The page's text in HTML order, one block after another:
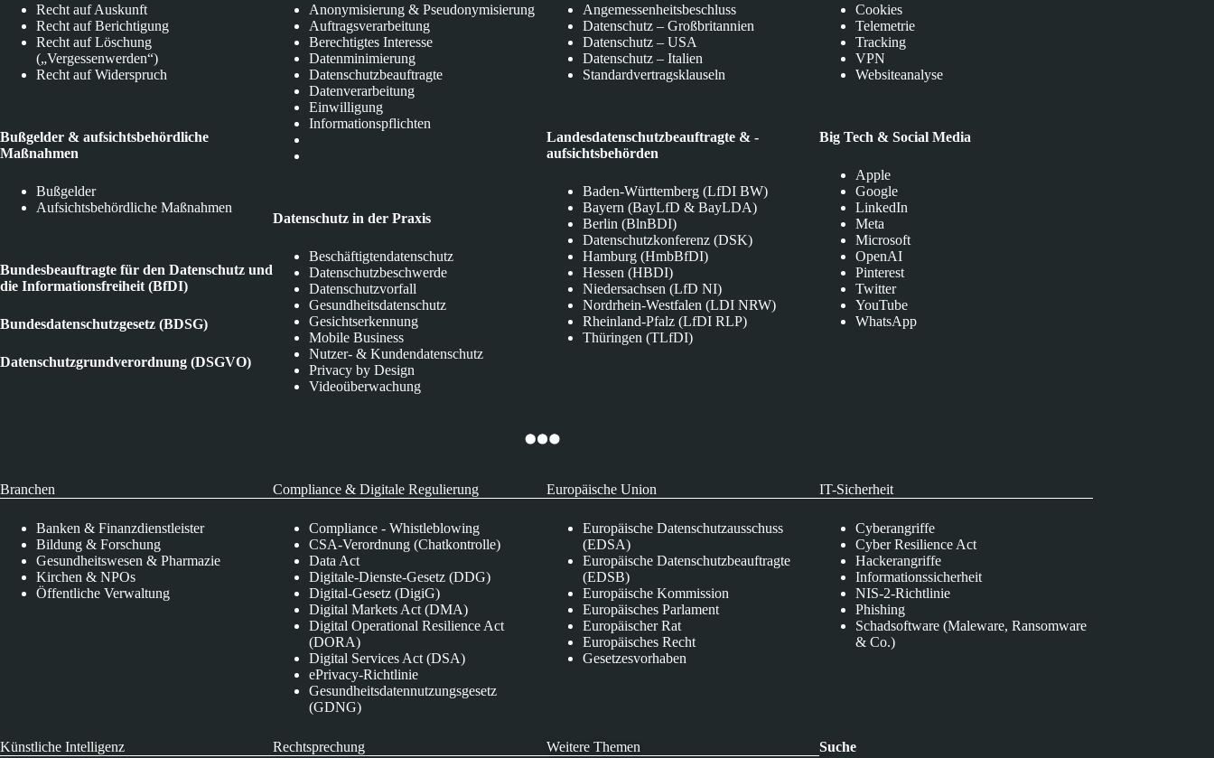
Recht auf Auskunft
Recht auf Berichtigung
Recht auf Löschung
(„Vergessenwerden“)
Recht auf Widerspruch
Bußgelder & aufsichtsbehördliche
Maßnahmen
Bußgelder
Aufsichtsbehördliche Maßnahmen
Bundesbeauftragte für den Datenschutz und
die Informationsfreiheit (BfDI)
Bundesdatenschutzgesetz (BDSG)
Datenschutzgrundverordnung (DSGVO)
Anonymisierung & Pseudonymisierung
Auftragsverarbeitung
Berechtigtes Interesse
Datenminimierung
Datenschutzbeauftragte
Datenverarbeitung
Einwilligung
Informationspflichten
Datenschutz in der Praxis
Beschäftigtendatenschutz
Datenschutzbeschwerde
Datenschutzvorfall
Gesundheitsdatenschutz
Gesichtserkennung
Mobile Business
Nutzer- & Kundendatenschutz
Privacy by Design
Videoüberwachung
Angemessenheitsbeschluss
Datenschutz – Großbritannien
Datenschutz – USA
Datenschutz – Italien
Standardvertragsklauseln
Landesdatenschutzbeauftragte & -
aufsichtsbehörden
Baden-Württemberg (LfDI BW)
Bayern (BayLfD & BayLDA)
Berlin (BlnBDI)
Datenschutzkonferenz (DSK)
Hamburg (HmbBfDI)
Hessen (HBDI)
Niedersachsen (LfD NI)
Nordrhein-Westfalen (LDI NRW)
Rheinland-Pfalz (LfDI RLP)
Thüringen (TLfDI)
Cookies
Telemetrie
Tracking
VPN
Websiteanalyse
Big Tech & Social Media
Apple
Google
LinkedIn
Meta
Microsoft
OpenAI
Pinterest
Twitter
YouTube
WhatsApp
Branchen
Banken & Finanzdienstleister
Bildung & Forschung
Gesundheitswesen & Pharmazie
Kirchen & NPOs
Öffentliche Verwaltung
Compliance & Digitale Regulierung
Compliance - Whistleblowing
CSA-Verordnung (Chatkontrolle)
Data Act
Digitale-Dienste-Gesetz (DDG)
Digital-Gesetz (DigiG)
Digital Markets Act (DMA)
Digital Operational Resilience Act
(DORA)
Digital Services Act (DSA)
ePrivacy-Richtlinie
Gesundheitsdatennutzungsgesetz
(GDNG)
Europäische Union
Europäische Datenschutzausschuss
(EDSA)
Europäische Datenschutzbeauftragte
(EDSB)
Europäische Kommission
Europäisches Parlament
Europäischer Rat
Europäisches Recht
Gesetzesvorhaben
IT-Sicherheit
Cyberangriffe
Cyber Resilience Act
Hackerangriffe
Informationssicherheit
NIS-2-Richtlinie
Phishing
Schadsoftware (Maleware, Ransomware
& Co.)
Künstliche Intelligenz Rechtsprechung Weitere Themen Suche